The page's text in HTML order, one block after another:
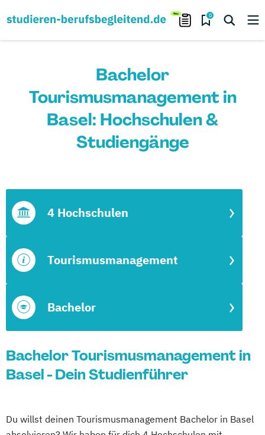
0
Bachelor
Tourismusmanagement in
Basel: Hochschulen &
Studiengänge
Bachelor
Tourismusmanagement
4 Hochschulen
Bachelor Tourismusmanagement in
Basel - Dein Studienführer
Du willst deinen Tourismusmanagement Bachelor in Basel